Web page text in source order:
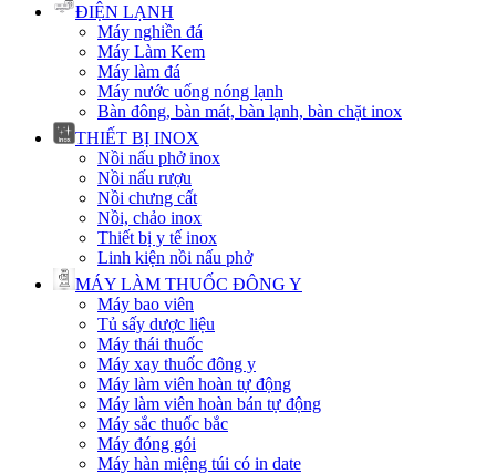
ĐIỆN LẠNH
Máy nghiền đá
Máy Làm Kem
Máy làm đá
Máy nước uống nóng lạnh
Bàn đông, bàn mát, bàn lạnh, bàn chặt inox
THIẾT BỊ INOX
Nồi nấu phở inox
Nồi nấu rượu
Nồi chưng cất
Nồi, chảo inox
Thiết bị y tế inox
Linh kiện nồi nấu phở
MÁY LÀM THUỐC ĐÔNG Y
Máy bao viên
Tủ sấy dược liệu
Máy thái thuốc
Máy xay thuốc đông y
Máy làm viên hoàn tự động
Máy làm viên hoàn bán tự động
Máy sắc thuốc bắc
Máy đóng gói
Máy hàn miệng túi có in date